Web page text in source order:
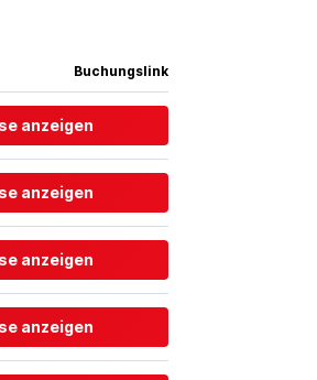
Buchungslink
anzeigen
anzeigen
anzeigen
anzeigen